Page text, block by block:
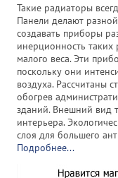
Такие радиаторы
Панели делают
создавать приборы
инерционность таких
малого веса. Эти
поскольку они
воздуха. Рассчитаны
обогрев
зданий. Внешний вид
интерьера.
слоя для большего
Подробнее...